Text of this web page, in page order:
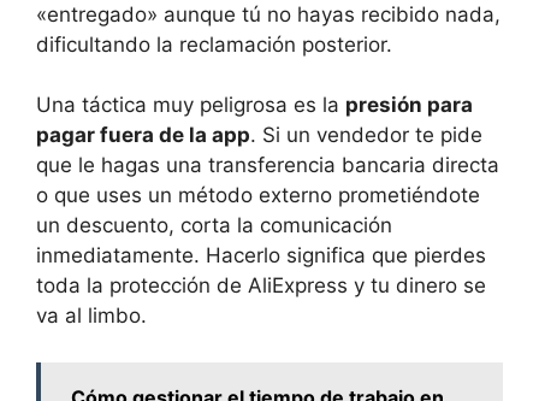
«entregado» aunque tú no hayas recibido nada,
dificultando la reclamación posterior.
Una táctica muy peligrosa es la presión para
pagar fuera de la app. Si un vendedor te pide
que le hagas una transferencia bancaria directa
o que uses un método externo prometiéndote
un descuento, corta la comunicación
inmediatamente. Hacerlo significa que pierdes
toda la protección de AliExpress y tu dinero se
va al limbo.